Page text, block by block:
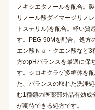
ノキシエタノールを配合。
リノール酸ダイマージリノ
トステリル)を配合。軽い質
す。PEG-90Mを配合。処方
エン酸Ｎａ・クエン酸など
方のpHバランスを最適に保
す。シロキクラゲ多糖体を
た、バランスの取れた洗浄
む1種類の医薬部外品有効
が期待できる処方です。